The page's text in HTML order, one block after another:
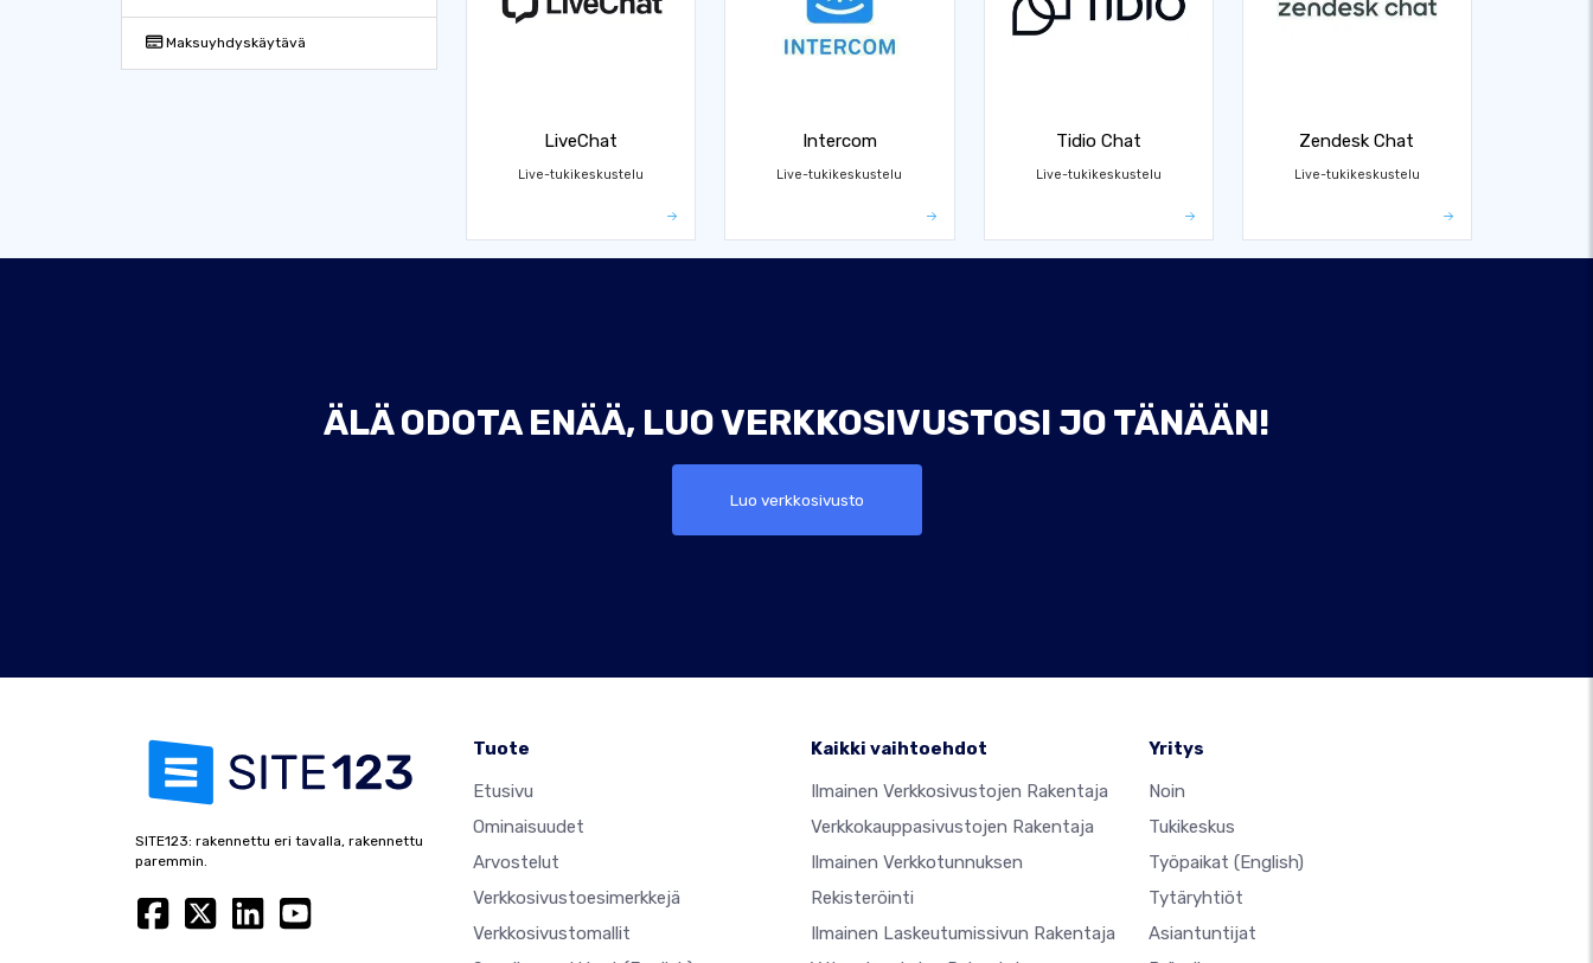
Maksuyhdyskäytävä
LiveChat
Live-tukikeskustelu
Intercom
Live-tukikeskustelu
Tidio Chat
Live-tukikeskustelu
Zendesk Chat
Live-tukikeskustelu
ÄLÄ ODOTA ENÄÄ, LUO VERKKOSIVUSTOSI JO TÄNÄÄN!
Luo verkkosivusto
SITE123: rakennettu eri tavalla, rakennettu
paremmin.
Tuote
Etusivu
Ominaisuudet
Arvostelut
Verkkosivustoesimerkkejä
Verkkosivustomallit
Kaikki vaihtoehdot
Ilmainen Verkkosivustojen Rakentaja
Verkkokauppasivustojen Rakentaja
Ilmainen Verkkotunnuksen
Rekisteröinti
Ilmainen Laskeutumissivun Rakentaja
Yritys
Noin
Tukikeskus
Työpaikat (English)
Tytäryhtiöt
Asiantuntijat